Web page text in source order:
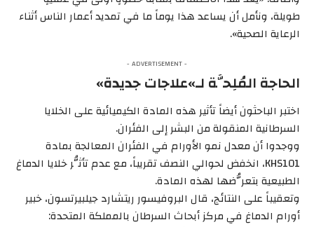
طويلة، ونأمل أن يساعد هذا يوماً ما في تمديد أعمار الناس أثناء
الرعاية الصحية».
- ADVERTISEMENT -
الحاجة المُلِحَّة لـ»علاجات جديدة»
اختبر الباحثون أيضاً تأثير هذه المادة الكيميائية على الخلايا
السرطانية المنقولة من البشر إلى الفئران.
ووجدوا أن معدل نمو الأورام في الفئران المعالجة بمادة
KHS101، انخفض لحوالي النصف تقريباً، مع عدم تأثُّر خلايا الدماغ
الطبيعية بتعرُّضها لهذه المادة.
وتعقيباً على النتائج، قال البروفيسور ريتشارد جيلبيرتسون، خبير
أورام الدماغ في مركز أبحاث السرطان بالمملكة المتحدة: